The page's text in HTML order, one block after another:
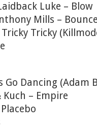
Luke – Blow
Mills –
Tricky
Go Dancing (Adam
– Empire